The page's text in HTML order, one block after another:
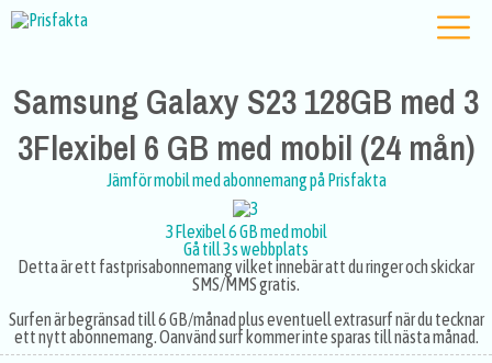
Samsung Galaxy S23 128GB med 3
3Flexibel 6 GB med mobil (24 mån)
Jämför mobil med abonnemang på Prisfakta
3Flexibel 6 GB med mobil
Gå till 3s webbplats
Detta är ett fastprisabonnemang vilket innebär att du ringer och skickar
SMS/MMS gratis.
Surfen är begränsad till 6 GB/månad plus eventuell extrasurf när du tecknar
ett nytt abonnemang. Oanvänd surf kommer inte sparas till nästa månad.